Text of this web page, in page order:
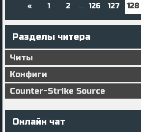
« 1 2 ... 126 127 128
Разделы читера
Читы
Конфиги
Counter-Strike Source
Онлайн чат